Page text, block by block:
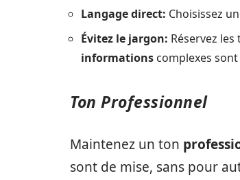
Langage direct: Choisissez
Évitez le jargon: Réservez
informations complexes
Ton Professionnel
Maintenez un ton
sont de mise, sans pour